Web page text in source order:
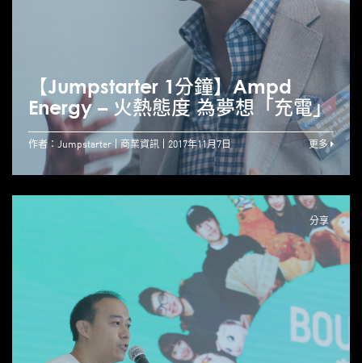
【Jumpstarter 1分鐘】Ampd
Energy – 火熱態度 為夢想「充電」
作者：Jumpstarter 商業資訊 2017年11月7日 更多
分享